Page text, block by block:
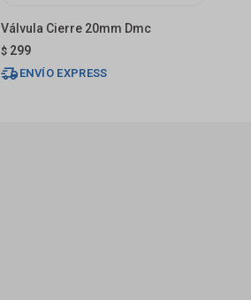
Válvula Cierre 20mm Dmc
$ 299
ENVÍO EXPRESS